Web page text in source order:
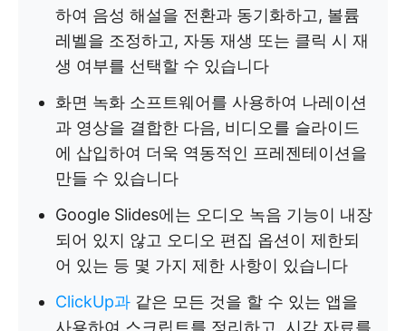
하여 음성 해설을 전환과 동기화하고, 볼륨
레벨을 조정하고, 자동 재생 또는 클릭 시 재
생 여부를 선택할 수 있습니다
화면 녹화 소프트웨어를 사용하여 나레이션
과 영상을 결합한 다음, 비디오를 슬라이드
에 삽입하여 더욱 역동적인 프레젠테이션을
만들 수 있습니다
Google Slides에는 오디오 녹음 기능이 내장
되어 있지 않고 오디오 편집 옵션이 제한되
어 있는 등 몇 가지 제한 사항이 있습니다
ClickUp과 같은 모든 것을 할 수 있는 앱을
사용하여 스크립트를 정리하고, 시각 자료를